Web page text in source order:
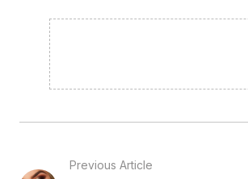
Previous Article